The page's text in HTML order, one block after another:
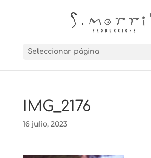
Seleccionar página
IMG_2176
16 julio, 2023